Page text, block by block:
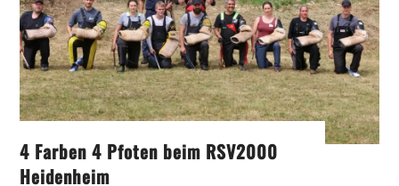
4 Farben 4 Pfoten beim RSV2000
Heidenheim